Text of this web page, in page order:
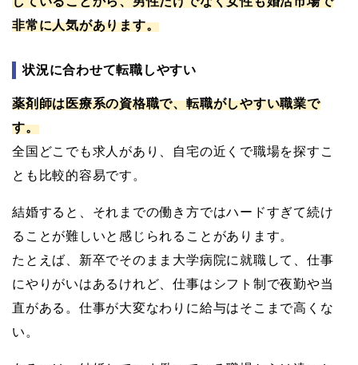
非常に人気があります。
状況に合わせて転職しやすい
薬剤師は医療系の資格職で、転職がしやすい職業で
す。
全国どこでも求人があり、自宅の近くで職場を探すこ
とも比較的容易です。
結婚すると、それまでの働き方ではハードすぎて続け
ることが難しいと感じられることがあります。
たとえば、新卒でそのまま大学病院に就職して、仕事
にやりがいはあるけれど、仕事はシフト制で夜勤や当
直がある。仕事が大変なわりに給与はそこまで高くな
い。